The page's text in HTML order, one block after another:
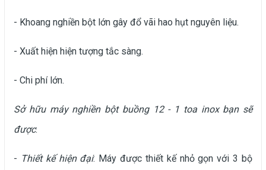
- Khoang nghiền bột lớn gây đổ vãi hao hụt nguyên liệu.
- Xuất hiện hiện tượng tắc sàng.
- Chi phí lớn.
Sở hữu máy nghiền bột buồng 12 - 1 toa inox bạn sẽ
được:
- Thiết kế hiện đại: Máy được thiết kế nhỏ gọn với 3 bộ